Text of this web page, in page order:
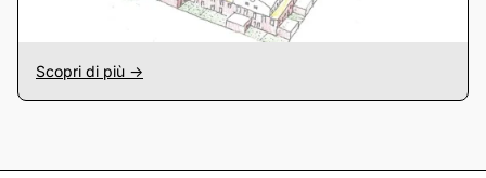
Scopri di più ->